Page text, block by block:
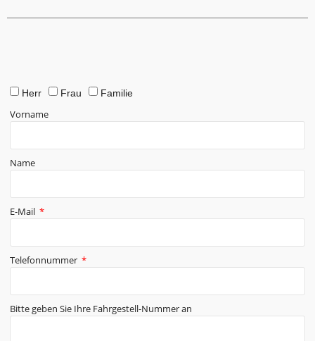
Herr Frau Familie
Vorname
Name
E-Mail
Telefonnummer
Bitte geben Sie Ihre Fahrgestell-Nummer an